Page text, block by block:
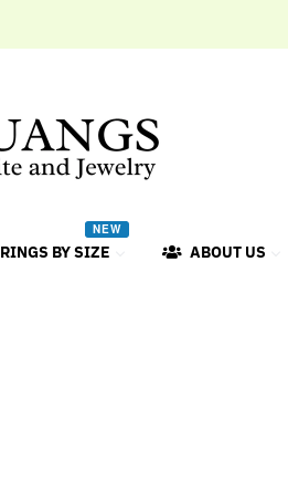
RINGS BY SIZE
NEW
ABOUT US